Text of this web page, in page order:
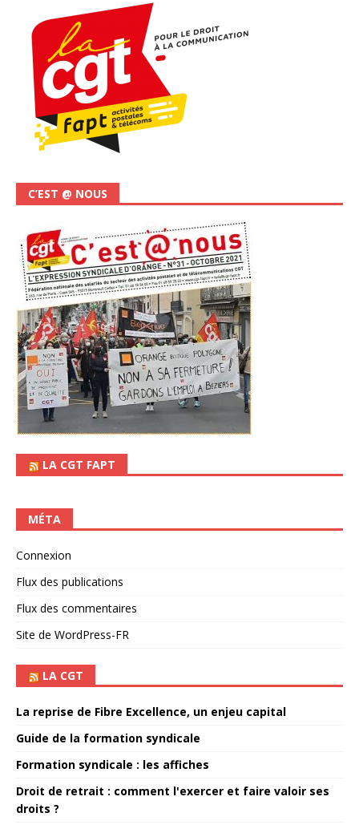
C’EST @ NOUS
LA CGT FAPT
MÉTA
Connexion
Flux des publications
Flux des commentaires
Site de WordPress-FR
LA CGT
La reprise de Fibre Excellence, un enjeu capital
Guide de la formation syndicale
Formation syndicale : les affiches
Droit de retrait : comment l'exercer et faire valoir ses
droits ?